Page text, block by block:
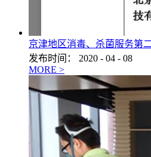
京津地区消毒、杀菌服务第
发布时间：
2020 - 04 - 08
MORE >